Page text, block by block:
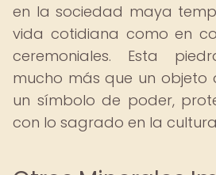
en la sociedad maya
vida cotidiana como en
ceremoniales. Esta
mucho más que un objeto
un símbolo de poder,
con lo sagrado en la